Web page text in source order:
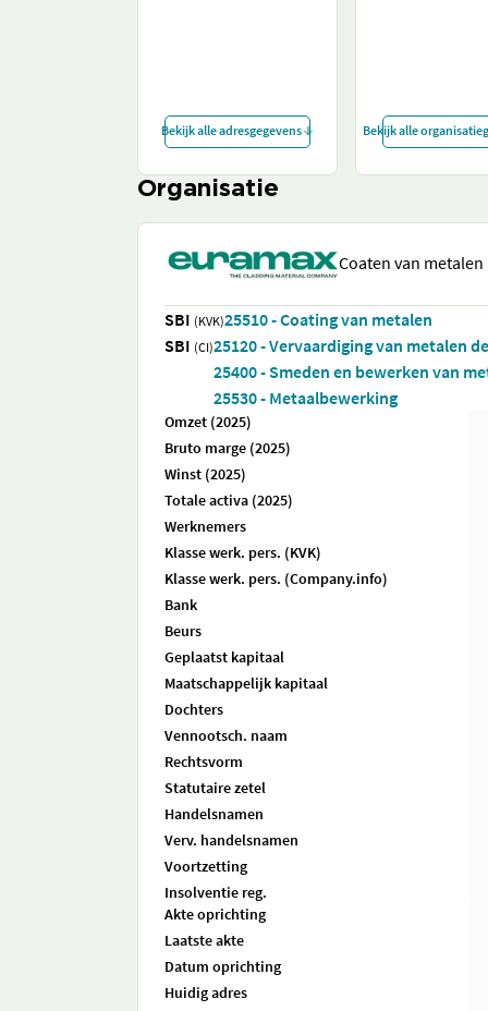
Bekijk alle adresgegevens Bekijk alle
Organisatie
Coaten van metalen
SBI (KVK)25510 - Coating van metalen
SBI (CI)25120 - Vervaardiging van metalen
25400 - Smeden en bewerken van
25530 - Metaalbewerking
Omzet (2025)
Bruto marge (2025)
Winst (2025)
Totale activa (2025)
Werknemers
Klasse werk. pers. (KVK)
Klasse werk. pers. (Company.info)
Bank
Beurs
Geplaatst kapitaal
Maatschappelijk kapitaal
Dochters
Vennootsch. naam
Rechtsvorm
Statutaire zetel
Handelsnamen
Verv. handelsnamen
Voortzetting
Insolventie reg.
Akte oprichting
Laatste akte
Datum oprichting
Huidig adres